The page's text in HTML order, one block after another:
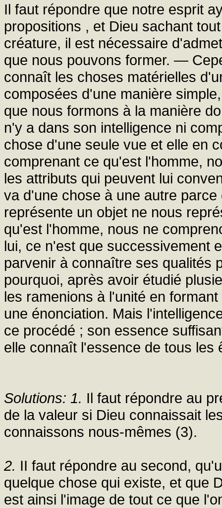
Il faut répondre que notre esprit
propositions , et Dieu sachant
créature, il est nécessaire
que nous pouvons former. —
connaît les choses matérielles
composées d'une manière
que nous formons à la manière
n'y a dans son intelligence ni
chose d'une seule vue et elle en
comprenant ce qu'est l'homme,
les attributs qui peuvent lui
va d'une chose à une autre
représente un objet ne nous
qu'est l'homme, nous ne
lui, ce n'est que successivement
parvenir à connaître ses qualités
pourquoi, après avoir étudié
les ramenions à l'unité en
une énonciation. Mais
ce procédé ; son essence
elle connaît l'essence de tous
Solutions: 1. Il faut répondre au
de la valeur si Dieu connaissait
connaissons nous-mêmes (3).
2. II faut répondre au second,
quelque chose qui existe, et que
est ainsi l'image de tout ce que